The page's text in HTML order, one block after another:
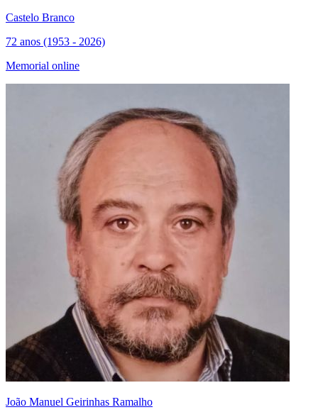
Castelo Branco
72 anos (1953 - 2026)
Memorial online
João Manuel Geirinhas Ramalho